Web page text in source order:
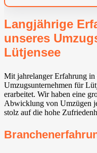
Langjährige
unseres
Lütjensee
Mit jahrelanger Erfahrung in
Umzugsunternehmen für
erarbeitet. Wir haben eine
Abwicklung von Umzügen
stolz auf die hohe